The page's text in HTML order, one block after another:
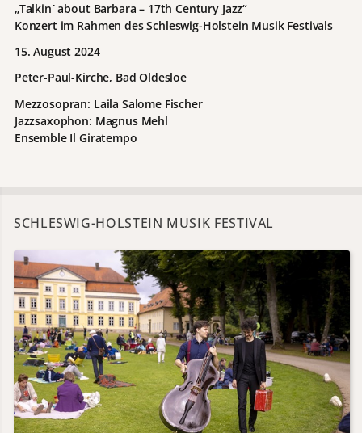
„Talkin´ about Barbara – 17th Century Jazz“
Konzert im Rahmen des Schleswig-Holstein Musik Festivals
15. August 2024
Peter-Paul-Kirche, Bad Oldesloe
Mezzosopran: Laila Salome Fischer
Jazzsaxophon: Magnus Mehl
Ensemble Il Giratempo
SCHLESWIG-HOLSTEIN MUSIK FESTIVAL